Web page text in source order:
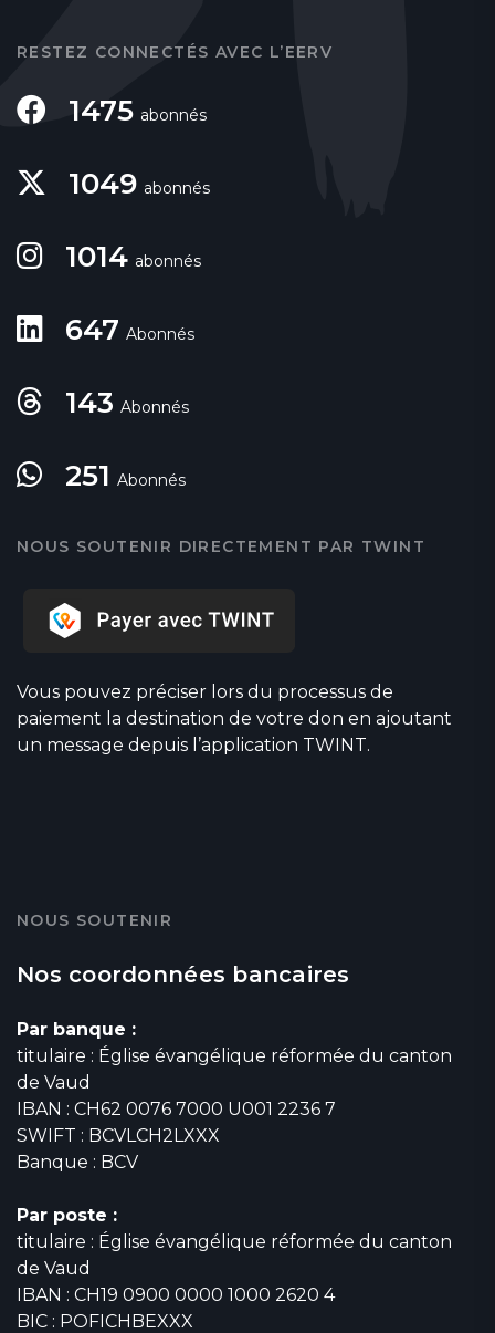
RESTEZ CONNECTÉS AVEC L’EERV
1475 abonnés
1049 abonnés
1014 abonnés
647 Abonnés
143 Abonnés
251 Abonnés
NOUS SOUTENIR DIRECTEMENT PAR TWINT
Vous pouvez préciser lors du processus de
paiement la destination de votre don en ajoutant
un message depuis l’application TWINT.
NOUS SOUTENIR
Nos coordonnées bancaires
Par banque :
titulaire : Église évangélique réformée du canton
de Vaud
IBAN : CH62 0076 7000 U001 2236 7
SWIFT : BCVLCH2LXXX
Banque : BCV
Par poste :
titulaire : Église évangélique réformée du canton
de Vaud
IBAN : CH19 0900 0000 1000 2620 4
BIC : POFICHBEXXX